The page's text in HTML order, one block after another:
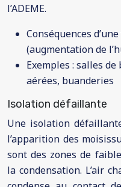
l’ADEME.
Conséquences
(augmentation de
Exemples : salles
aérées, buanderies
Isolation défaillante
Une isolation
l’apparition des
sont des zones de
la condensation. L’air